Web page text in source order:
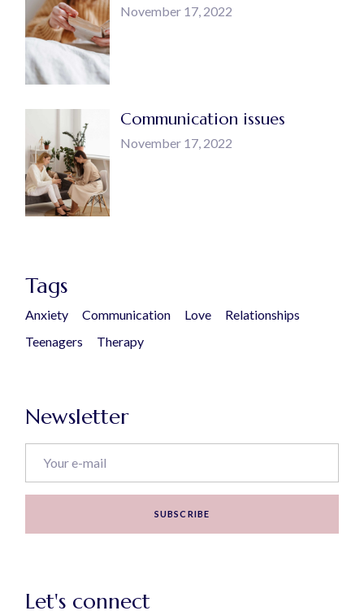
November 17, 2022
Communication issues
November 17, 2022
Tags
Anxiety Communication Love
Relationships
Teenagers
Therapy
Newsletter
SUBSCRIBE
Let's connect